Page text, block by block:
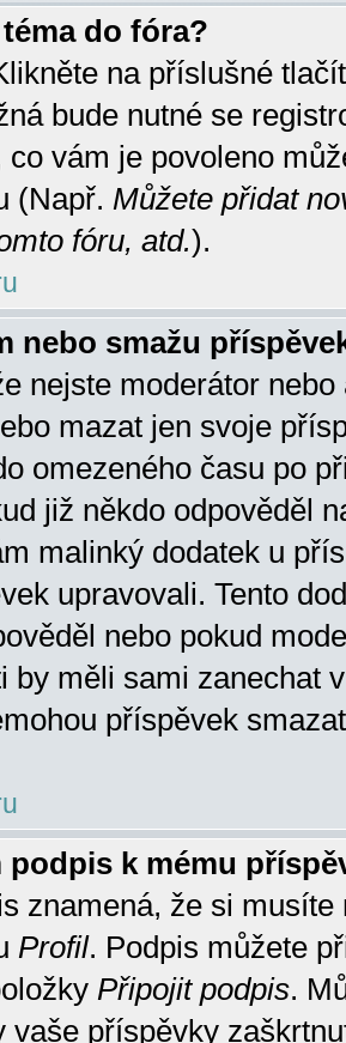
do fóra?
na příslušné
bude nutné se
co vám je povoleno
(Např. Můžete přidat
fóru, atd.).
nebo smažu
nejste moderátor
mazat jen svoje
omezeného času po
již někdo odpověděl
malinký dodatek u
upravovali. Tento
nebo pokud
by měli sami zanechat
příspěvek
podpis k mému
znamená, že si
Profil. Podpis můžete
Připojit podpis.
vaše příspěvky